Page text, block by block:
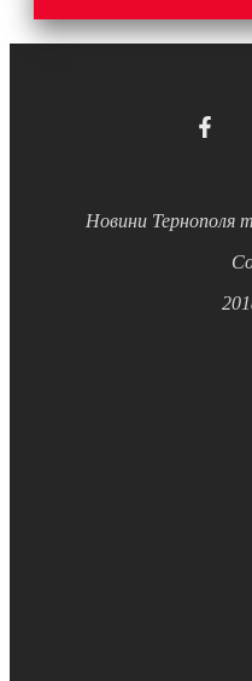
Новини Тернополя